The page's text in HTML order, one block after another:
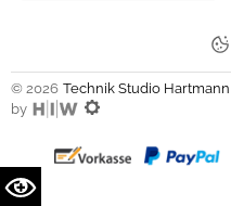
© 2026 Technik Studio Hartmann
by